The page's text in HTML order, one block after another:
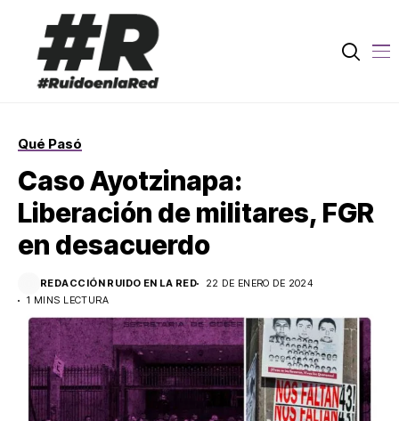
Qué Pasó
Caso Ayotzinapa:
Liberación de militares, FGR
en desacuerdo
REDACCIÓN RUIDO EN LA RED
22 DE ENERO DE 2024
1 MINS LECTURA